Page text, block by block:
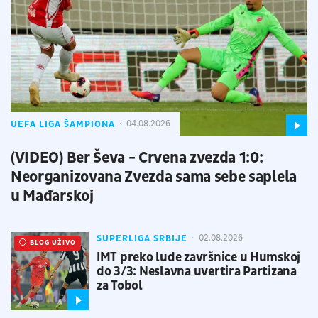
UEFA LIGA ŠAMPIONA 04.08.2026
(VIDEO) Ber Ševa - Crvena zvezda 1:0:
Neorganizovana Zvezda sama sebe saplela
u Mađarskoj
SUPERLIGA SRBIJE 02.08.2026
IMT preko lude završnice u Humskoj
do 3/3: Neslavna uvertira Partizana
za Tobol
UŽIVO
BLOG UŽIVO